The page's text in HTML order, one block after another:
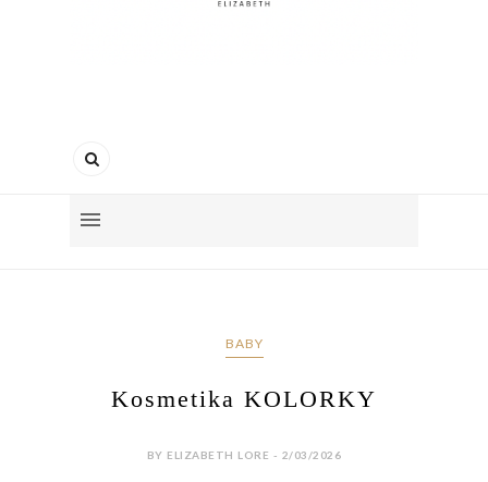
BABY
Kosmetika KOLORKY
BY ELIZABETH LORE - 2/03/2026